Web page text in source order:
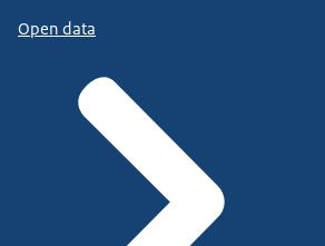
Open data